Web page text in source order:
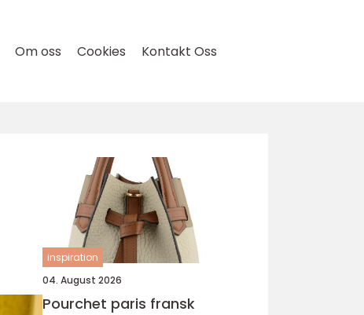
Om oss Cookies Kontakt Oss
inspiration
04. August 2026
Pourchet paris fransk